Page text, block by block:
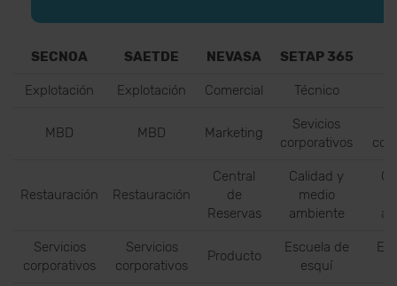
SECNOA SAETDE NEVASA SETAP 365
Explotación Explotación Comercial Técnico
MBD MBD Marketing
Sevicios
corporativos
Restauración Restauración
Central
de
Reservas
Calidad y
medio
ambiente
Servicios
corporativos
Servicios
corporativos
Producto
Escuela de
esquí